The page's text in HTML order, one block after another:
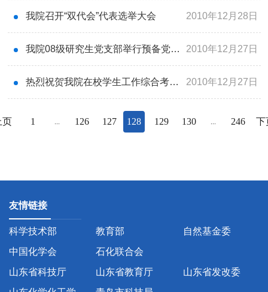
我院召开“双代会”代表选举大会 2010年12月28日
我院08级研究生党支部举行预备党员转正及发展会议 2010年12月27日
热烈祝贺我院在校学生工作综合考核中获表彰 2010年12月27日
页 1 ... 126 127 128 129 130 ... 246 下
友情链接
科学技术部 教育部
自然基金委
中国化学会
石化联合会
山东省科技厅
山东省教育厅
山东省发改委